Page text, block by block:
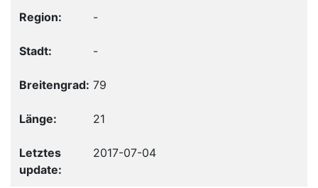
-
-
79
21
2017-07-04